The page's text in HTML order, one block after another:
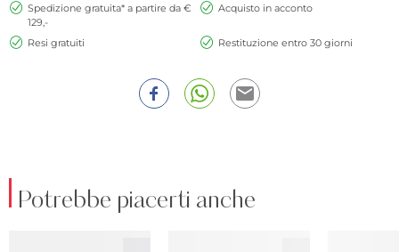
Spedizione gratuita* a partire da €
129,-
Acquisto in acconto
Resi gratuiti Restituzione entro 30 giorni
Potrebbe piacerti anche